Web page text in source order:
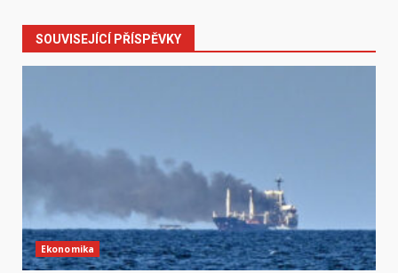
SOUVISEJÍCÍ PŘÍSPĚVKY
Ekonomika